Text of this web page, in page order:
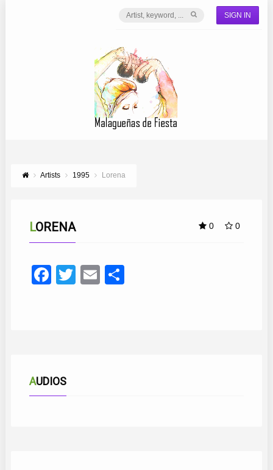
SIGN IN
Artists 1995 Lorena
0 0
LORENA
Facebook
TwitterEmail
AUDIOS